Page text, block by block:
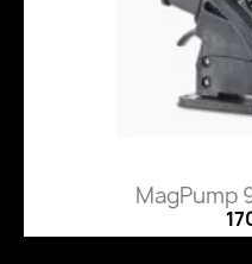
MagPump